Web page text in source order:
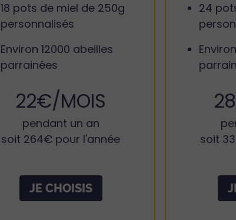
18 pots de miel de 250g
personnalisés
Environ 12000 abeilles
parrainées
22€/MOIS
pendant un an
soit 264€ pour l'année
JE CHOISIS
24
soit